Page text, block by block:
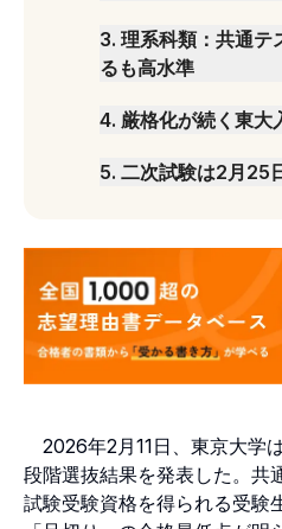
3. 理系科類：共通テ
るも高水準
4. 厳格化が続く東大
5. 二次試験は2月25
2026年2月11日、東京大学
段階選抜結果を発表した。共
試験受験資格を得られる受験